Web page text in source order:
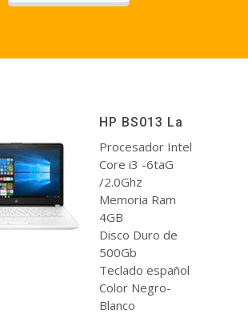
HP BS013 La
Procesador Intel
Core i3 -6taG
/2.0Ghz
Memoria Ram
4GB
Disco Duro de
500Gb
Teclado español
Color Negro-
Blanco